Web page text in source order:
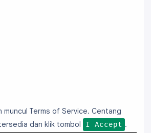
muncul Terms of Service. Centang
dan klik tombol
I Accept .